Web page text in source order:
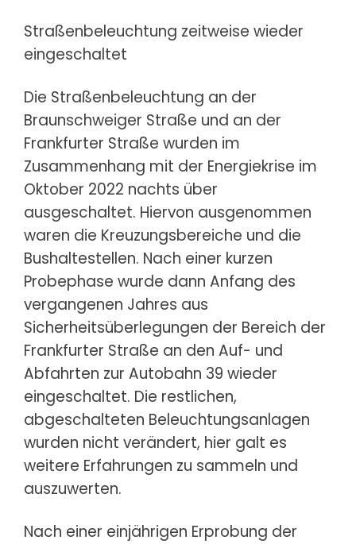
Straßenbeleuchtung zeitweise wieder
eingeschaltet
Die Straßenbeleuchtung an der
Braunschweiger Straße und an der
Frankfurter Straße wurden im
Zusammenhang mit der Energiekrise im
Oktober 2022 nachts über
ausgeschaltet. Hiervon ausgenommen
waren die Kreuzungsbereiche und die
Bushaltestellen. Nach einer kurzen
Probephase wurde dann Anfang des
vergangenen Jahres aus
Sicherheitsüberlegungen der Bereich der
Frankfurter Straße an den Auf- und
Abfahrten zur Autobahn 39 wieder
eingeschaltet. Die restlichen,
abgeschalteten Beleuchtungsanlagen
wurden nicht verändert, hier galt es
weitere Erfahrungen zu sammeln und
auszuwerten.
Nach einer einjährigen Erprobung der